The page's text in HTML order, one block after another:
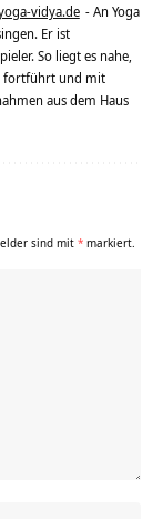
vidya.de - An Yoga
Er ist
So liegt es nahe,
fortführt und mit
aus dem Haus
sind mit * markiert.